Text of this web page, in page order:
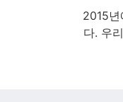
2015
다. 우